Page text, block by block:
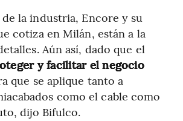
la industria, Encore y su
cotiza en Milán, están a la
Aún así, dado que el
y facilitar el negocio
que se aplique tanto a
como el cable como
dijo Bifulco.